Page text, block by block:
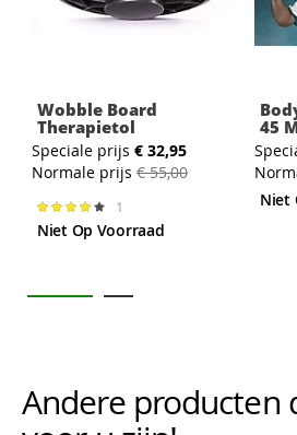
Wobble Board
Therapietol
Speciale prijs € 32,95
Normale prijs € 55,00
Waardering:
80%
1
Niet Op Voorraad
45
Niet
Andere producten